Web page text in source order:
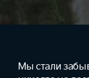
Мы стали